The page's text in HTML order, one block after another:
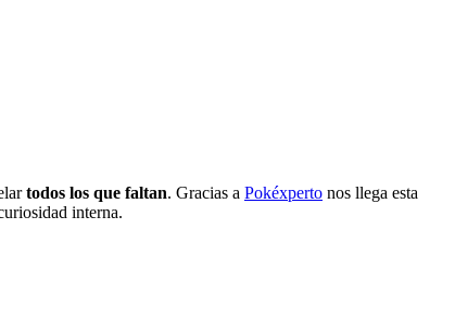
todos los que faltan. Gracias a Pokéxperto nos llega esta
interna.